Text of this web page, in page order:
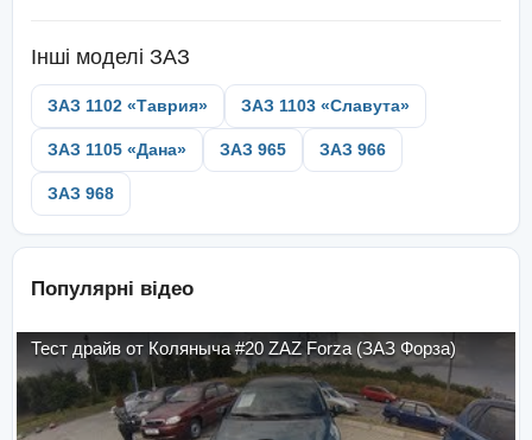
Інші моделі ЗАЗ
ЗАЗ 1102 «Таврия» ЗАЗ 1103 «Славута»
ЗАЗ 1105 «Дана» ЗАЗ 965 ЗАЗ 966
ЗАЗ 968
Популярні відео
Тест драйв от Коляныча #20 ZAZ Forza (ЗАЗ Форза)